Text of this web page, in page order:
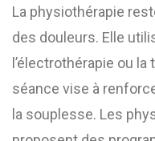
La physiothérapie
des douleurs. Elle
l’électrothérapie ou
séance vise à
la souplesse. Les